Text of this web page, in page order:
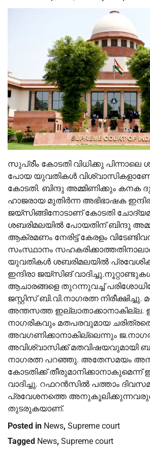
സുപ്രീം കോടതി വിധിക്കു പിന്നാലെ
പോയ യുവതികൾ
കോടതി. ബിന്ദു അമ്മിണിക്കും കനക
ഹാജരായ മുതിർന്ന അഭിഭാഷക
ജയ്സിങ്ങിനോടാണ് കോടതി
ശബരിമലയിൽ പോയതിന് ബിന്ദു
ആക്രമണം നേരിട്ട് കേരളം
സംസ്ഥാനം
യുവതികൾ ശബരിമലയിൽ
ഇന്ദിരാ ജയ്സിങ്
ആചാരങ്ങളെ തുറന്നുവച്ച്
ജസ്റ്റിസ് ബി.വി.നാഗരത്ന നിരീക്ഷിച്ചു.
അന്തസത്ത ഇല്ലാതാക്കാനാകില്ല.
നാഗരികവും മതപരവുമായ
അവഗണിക്കാനാകില്ലെന്നും
അവിശ്വാസിക്ക് മതവിഷയവുമായി
നാഗരത്ന പറഞ്ഞു. അതേസമയം
കോടതിക്ക് തീരുമാനിക്കാനാകുമെന്ന്
വാദിച്ചു. റഫറൻസിൽ പത്താം
പ്രവേശനത്തെ
തുടരുകയാണ്.
Posted in News, Supreme court
Tagged News, Supreme court